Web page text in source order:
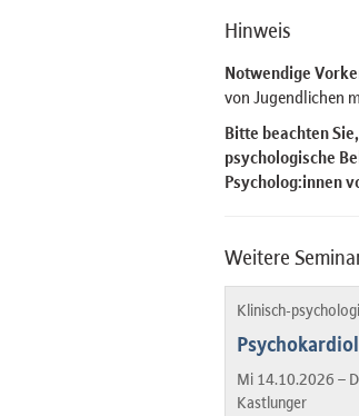
Hinweis
Notwendige
von Jugendlichen
Bitte beachten
psychologische
Psycholog:innen
Weitere
Klinisch-
Mi 14.10.2026 –
Kastlunger